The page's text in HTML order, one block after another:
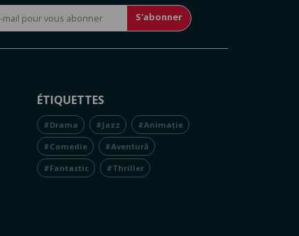
S'abonner
ÉTIQUETTES
#Drama #Jazz #Animație
#Comedie #Aventură
#Fantastic #Thriller